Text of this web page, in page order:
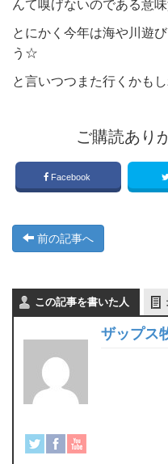
んて嗅げないのである意
とにかく今年は海や川遊
う☆
と言いつつまた行くかも
ご購読あり
Facebook
前の記事へ
この記事を書いた人
ザップス